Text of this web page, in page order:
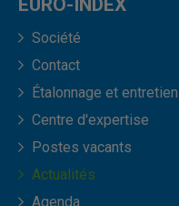
EURO-INDEX
Société
Contact
Étalonnage et entretien
Centre d'expertise
Postes vacants
Actualités
Agenda